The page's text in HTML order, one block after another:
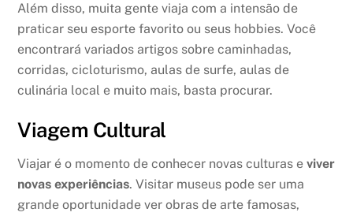
Além disso, muita gente viaja com a intensão de
praticar seu esporte favorito ou seus hobbies. Você
encontrará variados artigos sobre caminhadas,
corridas, cicloturismo, aulas de surfe, aulas de
culinária local e muito mais, basta procurar.
Viagem Cultural
Viajar é o momento de conhecer novas culturas eviver
novas experiências. Visitar museus pode ser uma
grande oportunidade ver obras de arte famosas,